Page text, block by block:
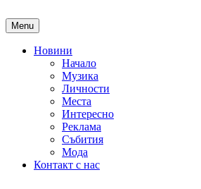
to
content
Menu
Новини
Начало
Музика
Личности
Места
Интересно
Реклама
Събития
Мода
Контакт с нас